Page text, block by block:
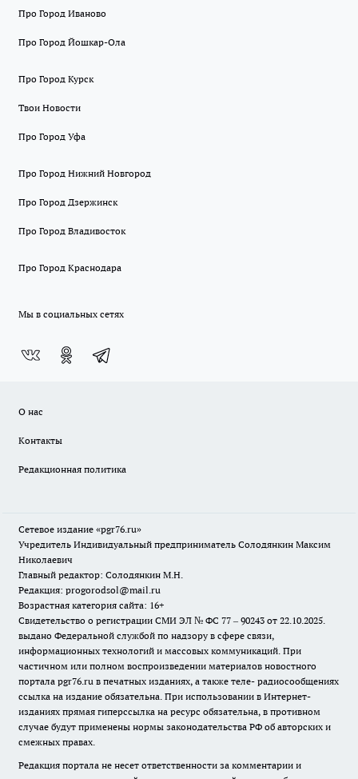
Про Город Иваново
Про Город Йошкар-Ола
Про Город Курск
Твои Новости
Про Город Уфа
Про Город Нижний Новгород
Про Город Дзержинск
Про Город Владивосток
Про Город Краснодара
Мы в социальных сетях
О нас
Контакты
Редакционная политика
Сетевое издание «pgr76.ru»
Учредитель Индивидуальный предприниматель Солодянкин Максим
Николаевич
Главный редактор: Солодянкин М.Н.
Редакция: progorodsol@mail.ru
Возрастная категория сайта: 16+
Свидетельство о регистрации СМИ ЭЛ № ФС 77 – 90243 от 22.10.2025.
выдано Федеральной службой по надзору в сфере связи,
информационных технологий и массовых коммуникаций. При
частичном или полном воспроизведении материалов новостного
портала pgr76.ru в печатных изданиях, а также теле- радиосообщениях
ссылка на издание обязательна. При использовании в Интернет-
изданиях прямая гиперссылка на ресурс обязательна, в противном
случае будут применены нормы законодательства РФ об авторских и
смежных правах.
Редакция портала не несет ответственности за комментарии и